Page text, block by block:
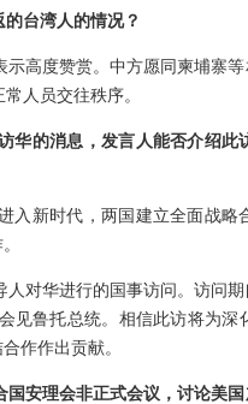
台湾人的情况？
高度赞赏。中方愿同柬埔寨
人员交往秩序。
华的消息，发言人能否介绍
入新时代，两国建立全面战
对华进行的国事访问。访问
见鲁托总统。相信此访将为
作作出贡献。
安理会非正式会议，讨论美